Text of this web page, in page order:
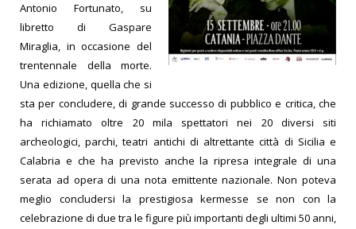
Antonio Fortunato, su
libretto di Gaspare
Miraglia, in occasione del
trentennale della morte.
Una edizione, quella che si
sta per concludere, di grande successo di pubblico e critica, che
ha richiamato oltre 20 mila spettatori nei 20 diversi siti
archeologici, parchi, teatri antichi di altrettante città di Sicilia e
Calabria e che ha previsto anche la ripresa integrale di una
serata ad opera di una nota emittente nazionale.Non poteva
meglio concludersi la prestigiosa kermesse se non con la
celebrazione di due tra le figure più importanti degli ultimi 50 anni,